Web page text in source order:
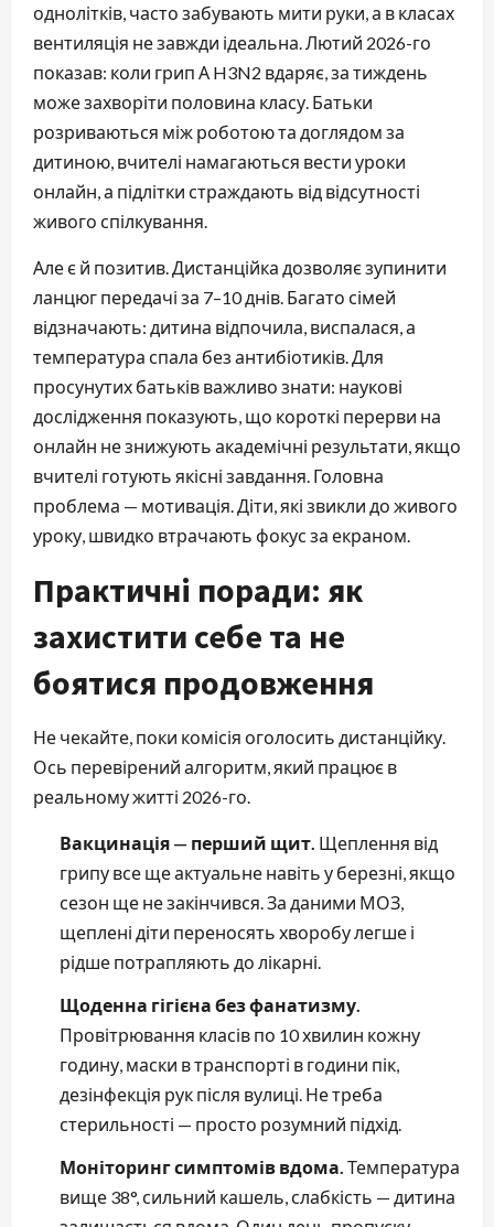
однолітків, часто забувають мити руки, а в класах
вентиляція не завжди ідеальна. Лютий 2026-го
показав: коли грип А H3N2 вдаряє, за тиждень
може захворіти половина класу. Батьки
розриваються між роботою та доглядом за
дитиною, вчителі намагаються вести уроки
онлайн, а підлітки страждають від відсутності
живого спілкування.
Але є й позитив. Дистанційка дозволяє зупинити
ланцюг передачі за 7–10 днів. Багато сімей
відзначають: дитина відпочила, виспалася, а
температура спала без антибіотиків. Для
просунутих батьків важливо знати: наукові
дослідження показують, що короткі перерви на
онлайн не знижують академічні результати, якщо
вчителі готують якісні завдання. Головна
проблема — мотивація. Діти, які звикли до живого
уроку, швидко втрачають фокус за екраном.
Практичні поради: як
захистити себе та не
боятися продовження
Не чекайте, поки комісія оголосить дистанційку.
Ось перевірений алгоритм, який працює в
реальному житті 2026-го.
Вакцинація — перший щит. Щеплення від
грипу все ще актуальне навіть у березні, якщо
сезон ще не закінчився. За даними МОЗ,
щеплені діти переносять хворобу легше і
рідше потрапляють до лікарні.
Щоденна гігієна без фанатизму.
Провітрювання класів по 10 хвилин кожну
годину, маски в транспорті в години пік,
дезінфекція рук після вулиці. Не треба
стерильності — просто розумний підхід.
Моніторинг симптомів вдома. Температура
вище 38°, сильний кашель, слабкість — дитина